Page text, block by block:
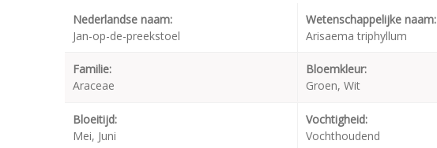
Nederlandse naam:
Jan-op-de-preekstoel
Wetenschappelijke naam:
Arisaema triphyllum
Familie:
Araceae
Bloemkleur:
Groen, Wit
Bloeitijd:
Mei, Juni
Vochtigheid:
Vochthoudend